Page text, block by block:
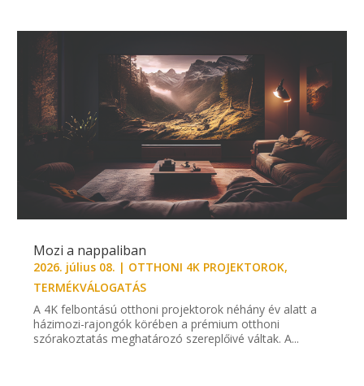
Mozi a nappaliban
2026. július 08. | OTTHONI 4K PROJEKTOROK,
TERMÉKVÁLOGATÁS
A 4K felbontású otthoni projektorok néhány év alatt a
házimozi-rajongók körében a prémium otthoni
szórakoztatás meghatározó szereplőivé váltak. A...